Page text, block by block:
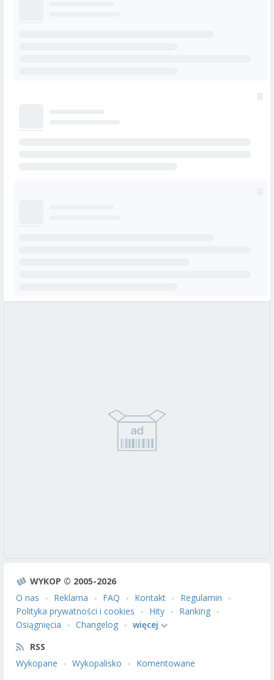
WYKOP © 2005-2026
O nas
Reklama FAQ Kontakt
Regulamin
Polityka prywatności i cookies
Hity
Ranking
Osiągnięcia
Changelog
więcej
RSS
Wykopane
Wykopalisko Komentowane